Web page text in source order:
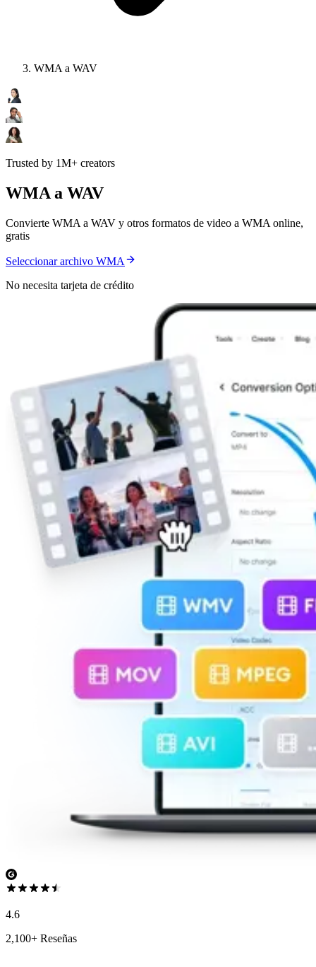
WMA a WAV
Trusted by 1M+ creators
WMA a WAV
Convierte WMA a WAV y otros formatos de video a WMA online,
gratis
Seleccionar archivo WMA
No necesita tarjeta de crédito
4.6
2,100+ Reseñas